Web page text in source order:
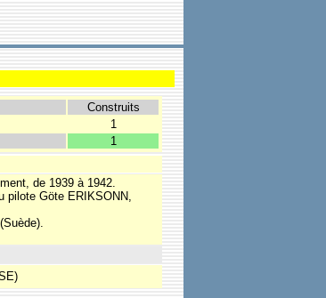
Construits
1
1
de 1939 à 1942.
pilote Göte ERIKSONN,